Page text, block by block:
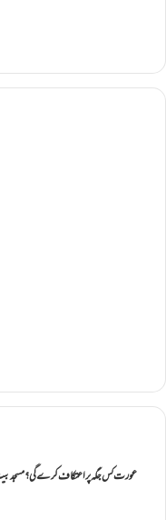
عورت کس جگہ پر اعتکاف کرے گی؟مسجد